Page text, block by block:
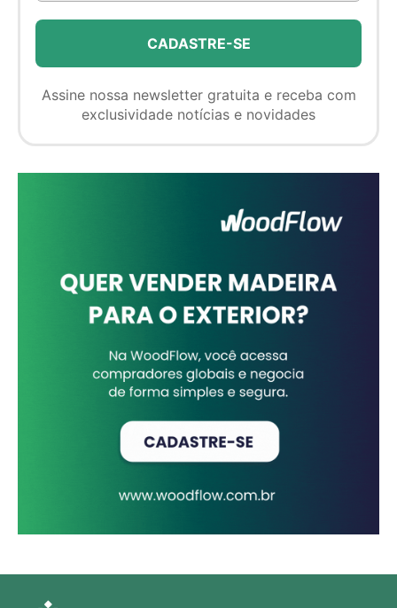
Assine nossa newsletter gratuita e receba com
exclusividade notícias e novidades